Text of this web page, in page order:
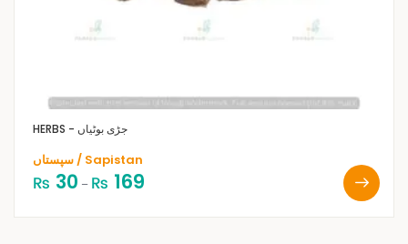
HERBS - جڑی بوٹیاں
سپستاں / Sapistan
₨ 30 – ₨ 169